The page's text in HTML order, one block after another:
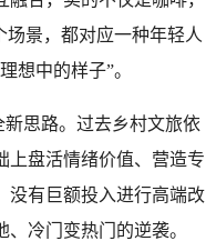
景，都对应一种年轻人
想中的样子”。
新思路。过去乡村文旅依
上盘活情绪价值、营造专
没有巨额投入进行高端改
冷门变热门的逆袭。